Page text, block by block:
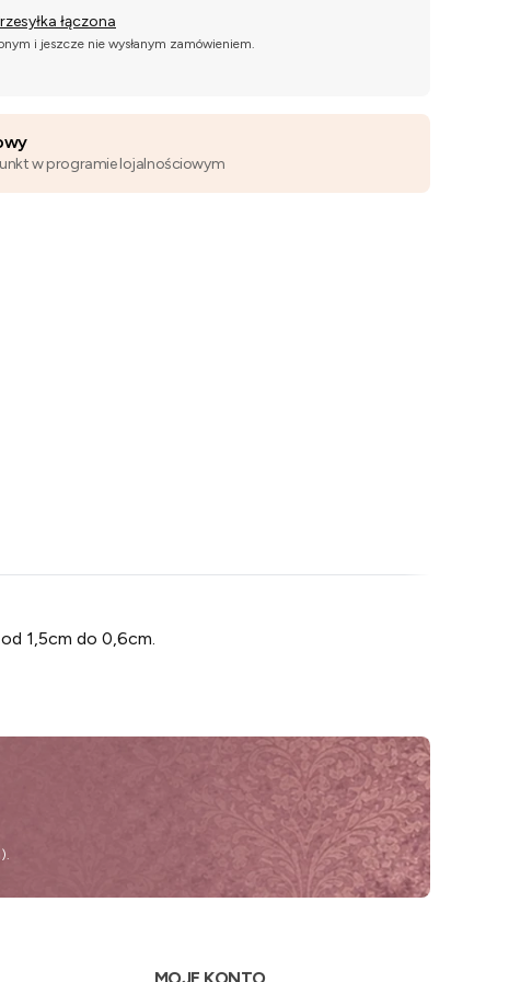
łączona
i jeszcze nie wysłanym zamówieniem.
w programie lojalnościowym
1,5cm do 0,6cm.